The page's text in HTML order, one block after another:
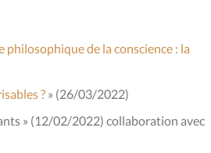
philosophique de la conscience : la
? » (26/03/2022)
» (12/02/2022) collaboration avec